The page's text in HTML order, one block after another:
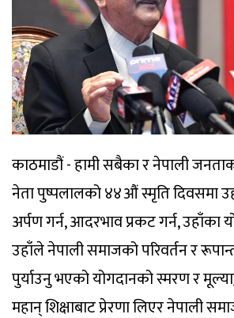
काठमाडौं - हामी सबैका र नेपाली जनताका अत्यन्तै आदरणीय नेता पुष्पलालको ४४औं स्मृति दिवसमा उहाँप्रति श्रद्धासुमन अर्पण गर्न, आदरभाव प्रकट गर्न, उहाँका योगदानको चर्चा गर्न, उहाँले नेपाली समाजको परिवर्तन र रूपान्तरणका निम्ति पुर्याउनु भएको योगदानको स्मरण र मूल्याङ्कन गर्न र उहाँका महान् शिक्षाबाट प्रेरणा लिएर नेपाली समाजलाई अझ अगाडि बढाउने र ‘समृद्ध नेपाल, सुखी नेपाली’को गन्तव्यमा पुर्याउने सङ्कल्पका साथ यहाँ उपस्थित भएका छौं । सबैभन्दा पहिले म आदरणीय नेता पुष्पलालमा सिंगो नेकपा एमालेको तर्फबाट र शान्तिकामी, परिवर्तनकामी र विकासका निम्ति निरन्तर अपेक्षा गरिरहेका सङ्घर्षशील नेपाली जनताको तर्फबाट भावपूर्ण श्रद्धाञ्जलि अर्पण गर्न चाहन्छु । उहाँले पछिल्लो समय श्रेष्ठ लेख्नुहुन्नथ्यो अथवा थर लेख्नुहुन्नथ्यो । जातीयताका विरुद्ध, जातजात भनेर कुद्ने कुराको विरुद्ध पुष्पलाल, सूर्यलाल लगायतका अनेक साथीहरूले श्रेष्ठ, अमात्य अथवा अरू यस्तै नामका पछाडि थर लेख्न छोड्नुभएको थियो । उहाँले पुष्पलाल मात्रै लेख्नुहुन्थ्यो । हामी उहाँलाई उहाँको इच्छा अनुसार पुष्पलाल भनेर नै चिन्छौं । उहाँ एउटा गौरवपूर्ण परिवारबाट आउनुभएको थियो । नेपालको परिवर्तनका लागि र नेपाली जनताको खुसहालीका लागि उहाँले कलिलो उमेरदेखि जीवनभरि नै कठोर सङ्घर्ष गर्नुभएको थियो । नेपालमा लोकतन्त्र होस्, नेपाल राष्ट्र रहोस्, यसको सार्वभौमसत्ता, स्वाधीनता, स्वतन्त्रता, भौगोलिक अखण्डता, राष्ट्रिय हितको रक्षा र सम्वर्द्धन हुन सकोस्, हाम्रो गौरवपूर्ण इतिहास जस्ताको तस्तै प्रस्तुत होस् र अझ गौरवपूर्ण ढङ्गले अगाडि बढोस् । नेपालमा रहेका सामाजिक भेदभाव, असमानता, विकृति, पछौंटेपन, कुरीति, कुसंस्कारबाट नेपाली समाजलाई मुक्त गर्न सकियोस् र एउटा उन्नत सुशिक्षित सभ्य समाज निर्माण गर्न सकियोस् भनेर उहाँले आफ्नो जीवनभरि काम गर्नुभएको थियो । नेपाल जस्तो प्राकृतिक रूपले सुन्दर देशलाई आर्थिक हिसाबले पनि समृद्ध, समुन्नत बनाउन सकियोस् र त्यसको प्रतिफल, राष्ट्रिय उपलब्धि ती सबै – सबैका निम्ति होउन् भन्ने न्यायोचित भावनाका साथ उहाँले सङ्घर्षलाई अगाडि बढाउनु भएको थियो । यस्तो व्यक्तिको सन्दर्भमा आज हामी यहाँ चर्चा गरिरहेका छौं । पुष्पलाल श्रेष्ठ, उहाँलाई हामी पुष्पलाल मात्रै भन्ने गर्छौं । उहाँले आफ्ना ग्रन्थहरू, लेखहरूमा पनि नाम लेख्दा पुष्पलाल मात्रै लेख्नुहुन्थ्यो र हस्ताक्षर गर्दा पनि पुष्पलाल मात्रै भनेर हस्ताक्षर गर्नुहुन्थ्यो । बोलाउँदा वा बोलिचालीको भाषामा पनि पुष्पलाल मात्रै भनिन्थ्यो । वास्तवमा उहाँ पुष्पलाल नै हुनुहुन्थ्यो, एउटा लाल पुष्प ! नेपालको त्यति बेलाको पिछडिएको समाजमा पुष्पलाल, साच्चै पुष्पलाल हुनुहुन्थ्यो । पुष्पलालको जन्म रामेछापको भंगेरीमा भएको थियो । उहाँका पिता माता भक्तलाल श्रेष्ठ र तुल्सीमाया श्रेष्ठको दोस्रो सन्तानको रूपमा, उहाँ माइलो हुनुहुन्थ्यो । त्यसकारण उहाँलाई पछि भन्दा पनि माइलादाइ भन्ने चलन थियो । हुन त आजकाल यस्तो कम्युनिष्ट निस्किएका छन् दाइ भन्न नहुने, अङ्कल भन्न नहुने, बा भन्न नहुने भनेर असाध्यै चिडिन्छन्, रिसाउँछन्, कपाल लुछ्छन्, उफ्रिन्छन्, खुट्टा बजार्छन् । तर, नेपाली राजनीतिमा सानदाइ, माइलदाइ आत्मीय ढङ्गले भन्ने चलन थियो । पाटनमा काँइला बा भनिन्थ्यो, देवेन्द्रलाल नाम थियो । मैले उहाँलाई काँइला बा भनेर जानेको । हाम्रो यो चलनले आत्मीयता जनाउँछ । सबैले पुष्पलाललाई माइलदाइ भनेर पनि चिन्छन् । रामेछापबाट पछि उहाँहरू काठमाडौं आउनुभयो । यहीँका वासिन्दाका रूपमा बस्नुभयो । हामी सबैलाई थाहा छ, उहाँका दाजु –गंगालाल श्रेष्ठ । १९९७ सालमा राणाहरूले तथाकथित मृत्युदण्डको फैसला सुनाएर उहाँको जघन्य, निर्ममतापूर्वक शरीरका धेरै ठाउँ कहिले घुँडामा, कहिले तिघ्रामा गोली हानेर हत्या गरेर शोभा भगवतीमा भोलिपल्टसम्म उहाँको शरिरलाई प्रदर्शनीमा राखेर, नागरिकलाई त्रसित बनाएर हत्या गरेका थिए । गंगालालका भाइ हुनुहुन्थ्यो पुष्पलाल । गंगालालभन्दा दुईवर्ष कान्छो हुनुहुन्थ्यो । १९९३ साल जेठ २० गते नेपालमा पहिलो राजनीतिक संगठन स्थापना भएको थियो । राणा शासनलाई समाप्त पार्ने उद्घोष गर्दै १९९३ सालमा नेपाल प्रजापरिषद् स्थापना भएको थियो । स्थापना गर्दा गंगालाल अलिक कलिलै उमेरको हुनुहुन्थ्यो । उहाँ भर्खर १४ वर्ष जतिको हुनुभएको थियो । त्यसको दुई वर्षपछि १९९५ सालमा धर्मभक्त माथेमाको अगुवाईमा गंगालाल श्रेष्ठ र गणेशमान सिंह दुई जना शोभा भगवतीमा गएर रगतले हस्ताक्षर गरेर प्रजापरिषद्को सदस्यताको शपथ लिनुभएको थियो । त्यसपछि उहाँहरू निरन्तर काममा लागिरहनु भयो । गणेशमान सिंहको आफ्नो इतिहास छ । उहाँले पनि एउटा मूर्धन्य साहसिक योद्धाका रूपमा काम गर्नुभयो । गणेशमान सिंहले नेपालको राष्ट्रियताको आन्दोलनमा बहुतै ठूलो काम गर्नुभएको छ, परिवर्तनको अभियानमा मात्रै होइन । भारतमा २००३ सालमा अखिल भारत नेपाली राष्ट्रिय काँग्रेस भन्ने खुलेको थियो । गणेशमान सिंह जेल फोरेर भारत गएपछि २००४ सालमा अर्को राष्ट्रिय भेला भएको थियो । त्यस राष्ट्रिय भेलामा गणेशमान सिंहले अखिल भारत नेपाली राष्ट्रिय काँग्रेस नाममा आपत्ति गर्नुभयो– अखिल भारत किन ? नेपाली काँग्रेसका अगाडि यो भारतीय नाम कहाँबाट आयो ? भनेर उहाँले विद्रोह गर्नुभयो । उहाँले अखिल भारत भन्ने हटाउनुभयो र नेपाली राष्ट्रिय काँग्रेस मात्रै नाम राखेर त्यस पार्टीको आपूm एउटा सदस्य, एउटा नेता हुनुभयो । किन त्यस्तो भयो भने १९९७ सालपछि अत्यन्तै आतङ्कपूर्ण स्थिति रह्यो । १९९५ सालमा गीता प्रवचन गर्दै हिँडेका र गीता प्रवचनसँगै जागरणका केही सङ्केतहरू गर्दै हिँडेका शुक्रराज शास्त्रीलाई गीता प्रवचन गरेवापत, गीताको सही र जनपक्षीय व्याख्या गरेवापत, गीतालाई शासकीय स्वार्थको सेवामा समर्पित गर्न नमानेर फरक ढङ्गले जनताको हितमा प्रयोग गर्न खोजेवापत गिरफ्तार गरेर जेलमा हालिएको थियो । १९९५ सालदेखि जेलमा बसेका शुक्रराज शास्त्री प्रजापरिषद्का सदस्य पनि हुनुहुन्नथ्यो, प्रजापरिषद्सँग उहाँको सम्पर्क पनि थिएन । उहाँले प्रवचन गरेको गीता हो । १९९७ सालमा मृत्युदण्डको फैसला सुनाउँदा सबैभन्दा पहिले शुक्रराज शास्त्रीलाई बोलाइयो । न्यायाधीशहरू लस्करै बसेका थिए र सजाय पाउनेहरूलाई अगाडि नै राखिएको थियो उभ्याएर । उभ्याएर राखेकाले तीन कदम अगाडि बढ्नुपर्दथ्यो र सजाय सुन्नुपर्दथ्यो । त्यो सजायको सन्दर्भमा प्रतिक्रिया दिनुपर्दथ्यो । जानिनछु माफ पाउँ सरकार भन्ने कि, मैले स्वीकारे भन्ने कि, मलाई मञ्जुर छ भन्ने कि अथवा माफी मागेन भने त्यो स्वतः मञ्जुर हुन्छ । माफी मागेको भए के गर्थे थाहा छैन । तर, त्यहाँ माफी कसैले मागेनन् । राणाहरूले शुक्रराज शास्त्रीलाई सर्वस्वसहित मृत्युदण्ड (फाँसी) को सजाय सुनाए । शुक्रराज शास्त्रीले ॐ शान्ति ! भने र फनक्क फर्किएर आफ्नो लाइनमा गएर उभिए । अहिले पनि मलाई ॐ शान्ति ! भनेर ब्रह्माकुमारी बैनीहरूले भन्दा शुक्रराज शास्त्रीले फाँसीको सजाय सुनेर ॐ शान्ति ! भनेको सम्झना आउँछ । त्यसपछि लगातार फैसला सुनाइएको थियो । उमेरमा सबैभन्दा कान्छो भएको हुनाले गंगालाललाई अन्तिममा सर्वस्वसहित फाँसीको सजाय सुनाइएको थियो । सर्वस्वसहित फाँसीको सजाय, अंश सर्वस्वसहित फाँसीको सजाय, अंश सर्वस्वसहित जन्मकैद, सम्पूर्ण सर्वस्वसहित जन्मकैद, १८÷२० वर्ष जेल सजाय आदि सुनाइने गरेको थियो । त्यस बेलाको १८ वर्षको जेल सजाय भनेको मामुली कुरा थियो । मलाई १४ वर्ष जेलमा बस्दा सजिलो जस्तै किन लाग्थ्यो भने सिद्धिचरण श्रेष्ठले कविता लेख्दा ‘क्रान्ति’ भन्ने शब्द प्रयोग गरे । कवितामा ‘क्रान्ति’ भन्ने शब्द लेखिएको हुनाले सिद्धिचरणलाई १८ वर्षको जेल सजाय सुनाइएको थियो । एउटा कवि, जागरणका कविता लेख्ने कविले, भारतमा इन्क्लाव जिन्दावाद भन्ने गरिन्थ्यो, त्यही शब्दलाई इन्क्लाव होइन, क्रान्ति लेख्दा किन लेख्यौं ? भनेर,